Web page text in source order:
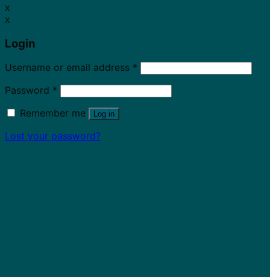
x
x
Login
Username or email address *
Password *
Remember me
Log in
Lost your password?